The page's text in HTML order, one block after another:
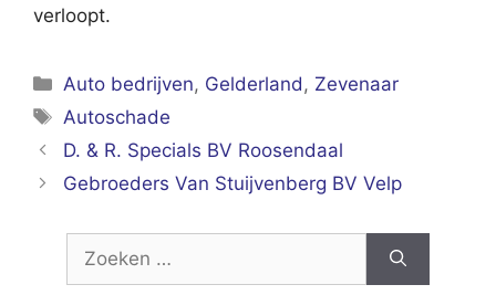
verloopt.
Categorieën
Auto bedrijven, Gelderland , Zevenaar
Tags
Autoschade
D. & R. Specials BV Roosendaal
Gebroeders Van Stuijvenberg BV Velp
naar: